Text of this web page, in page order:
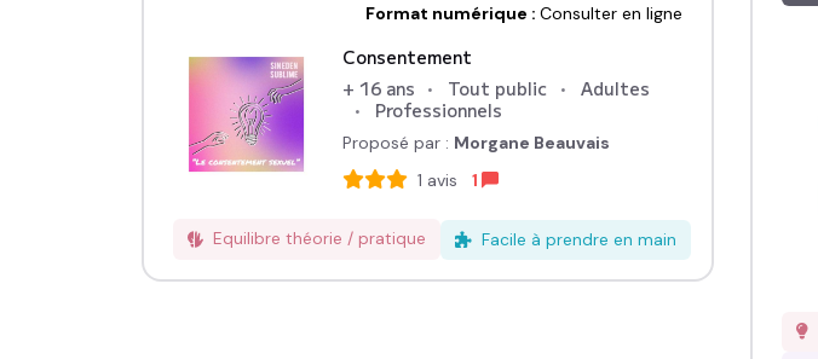
Format numérique : Consulter en ligne
Consentement
+ 16 ans
Tout public
Adultes
Professionnels
Proposé par : Morgane Beauvais
1 avis 1
Equilibre théorie / pratique Facile à prendre en main